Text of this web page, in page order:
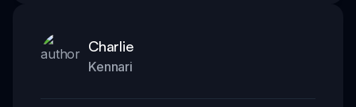
Charlie
Kennari